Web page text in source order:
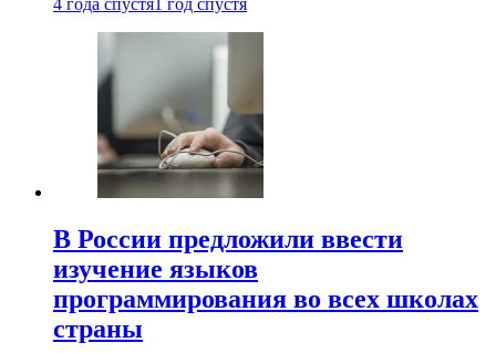
4 года спустя 1 год спустя
В России предложили ввести
изучение языков
программирования во всех школах
страны